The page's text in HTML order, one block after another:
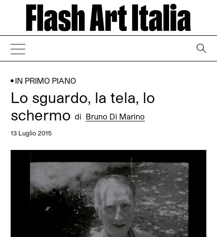
IN PRIMO PIANO
Lo sguardo, la tela, lo
schermodi Bruno Di Marino
13 Luglio 2015